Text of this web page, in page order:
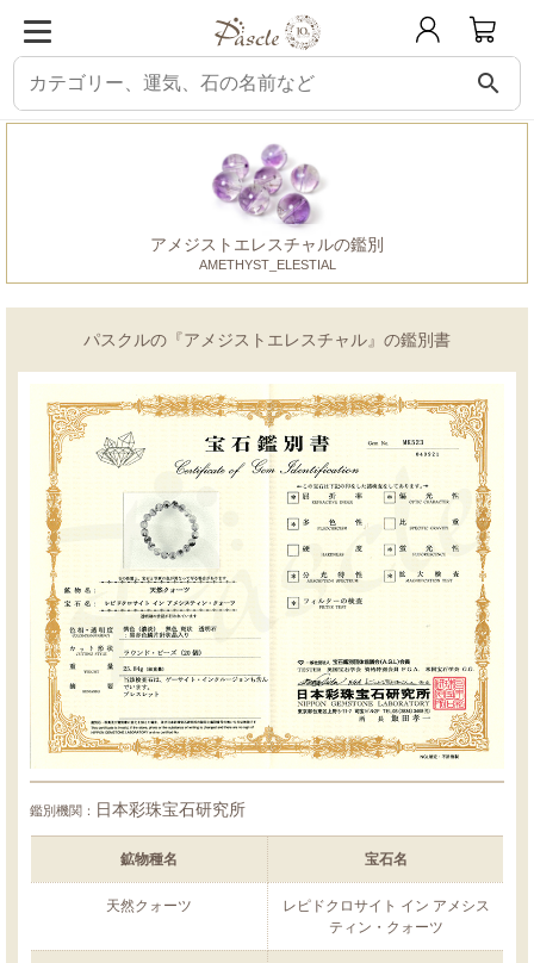
search
パスクル 鑑別書 アメジストエレスチャル
アメジストエレスチャルの鑑別
AMETHYST_ELESTIAL
パスクルの『アメジストエレスチャル』の鑑別書
鑑別機関： 日本彩珠宝石研究所
鉱物種名 宝石名
天然クォーツ
レピドクロサイト イン アメシス
ティン・クォーツ